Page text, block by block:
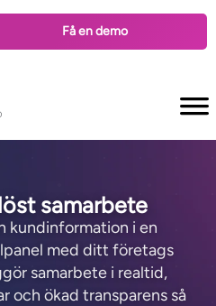
Få en demo
samarbete
kundinformation i en
med ditt företags
samarbete i realtid,
och ökad transparens så